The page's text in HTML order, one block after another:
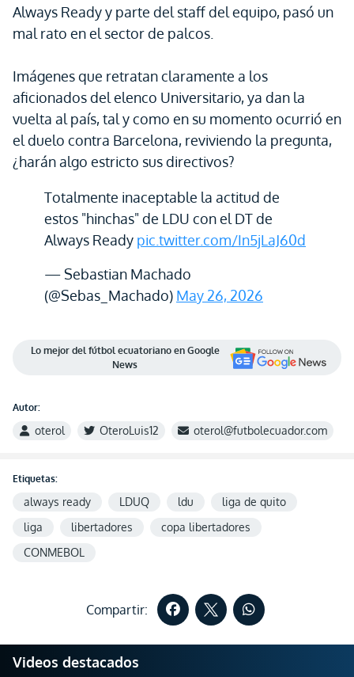
Always Ready y parte del staff del equipo, pasó un
mal rato en el sector de palcos.
Imágenes que retratan claramente a los
aficionados del elenco Universitario, ya dan la
vuelta al país, tal y como en su momento ocurrió en
el duelo contra Barcelona, reviviendo la pregunta,
¿harán algo estricto sus directivos?
Totalmente inaceptable la actitud de
estos "hinchas" de LDU con el DT de
Always Ready pic.twitter.com/In5jLaJ60d
— Sebastian Machado
(@Sebas_Machado) May 26, 2026
Lo mejor del fútbol ecuatoriano en Google
News
Autor:
oterol OteroLuis12 oterol@futbolecuador.com
Etiquetas:
always ready LDUQ ldu
liga de quito
liga
libertadores
copa libertadores
CONMEBOL
Compartir:
Videos destacados